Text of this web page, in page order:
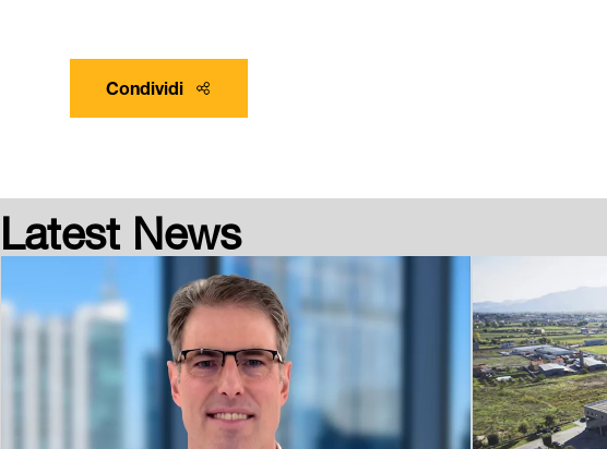
Condividi
Latest News